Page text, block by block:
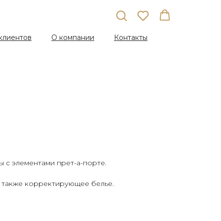
О компании Контакты
с элементами прет-а-порте.
корректирующее белье.